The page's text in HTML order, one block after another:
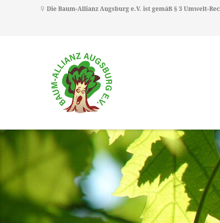
Die Baum-Allianz Augsburg e.V. ist gemäß § 3 Umwelt-